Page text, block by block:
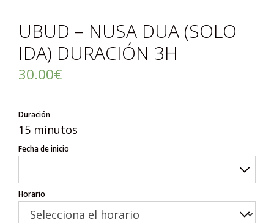
UBUD – NUSA DUA (SOLO
IDA) DURACIÓN 3H
30.00€
Duración
15 minutos
Fecha de inicio
Horario